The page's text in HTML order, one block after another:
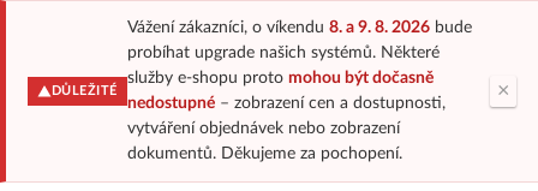
DŮLEŽITÉ
Vážení zákazníci, o víkendu 8. a 9. 8. 2026bude
probíhat upgrade našich systémů. Některé
služby e-shopu proto mohou být dočasně
nedostupné– zobrazení cen a dostupnosti,
vytváření objednávek nebo zobrazení
dokumentů. Děkujeme za pochopení.
×